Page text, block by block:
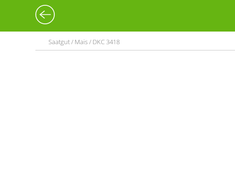
Saatgut / Mais / DKC 3418